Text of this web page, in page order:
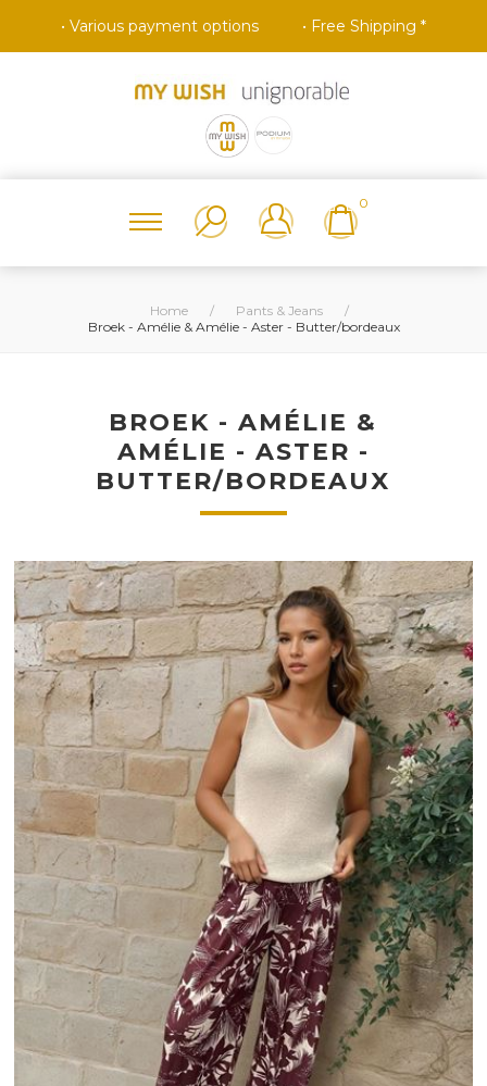
• Various payment options • Free Shipping *
0
Home / Pants & Jeans
/
Broek - Amélie & Amélie - Aster - Butter/bordeaux
BROEK - AMÉLIE &
AMÉLIE - ASTER -
BUTTER/BORDEAUX